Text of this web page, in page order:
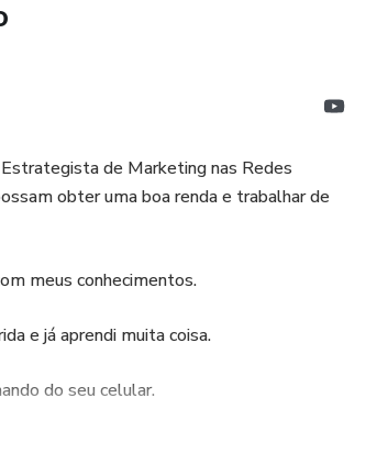
de Marketing nas Redes
obter uma boa renda e trabalhar de
meus conhecimentos.
e já aprendi muita coisa.
do seu celular.